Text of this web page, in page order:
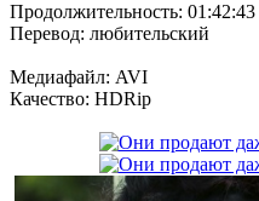
Продолжительность: 01:42:43
Перевод: любительский
Медиафайл: AVI
Качество: HDRip